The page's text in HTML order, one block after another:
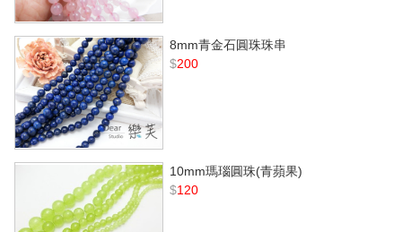
8mm青金石圓珠珠串
$200
10mm瑪瑙圓珠(青蘋果)
$120